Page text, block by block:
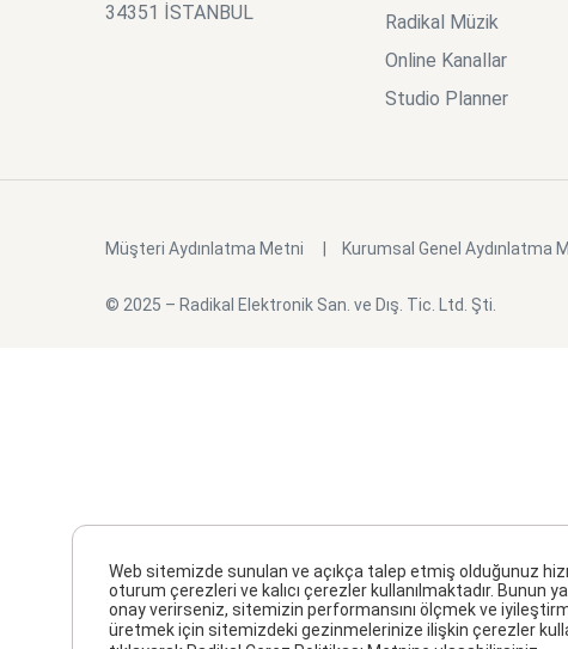
34351 İSTANBUL
Radikal Müzik
Online Kanallar
Studio Planner
Müşteri Aydınlatma Metni Kurumsal Genel Aydınlatma
© 2025 – Radikal Elektronik San. ve Dış. Tic. Ltd. Şti.
Web sitemizde sunulan ve açıkça talep etmiş olduğunuz
oturum çerezleri ve kalıcı çerezler kullanılmaktadır. Bunun
onay verirseniz, sitemizin performansını ölçmek ve
üretmek için sitemizdeki gezinmelerinize ilişkin çerezler